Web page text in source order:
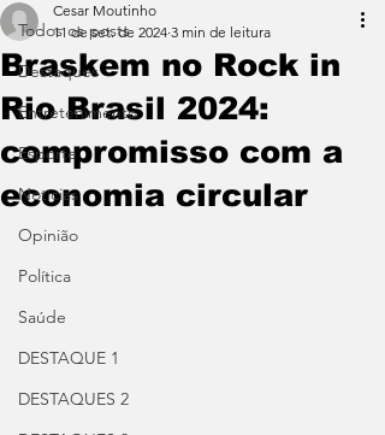
Todos os posts
Destaques
Entretenimento
Esporte
Notícias
Opinião
Política
Saúde
DESTAQUE 1
DESTAQUES 2
Braskem no Rock in
Rio Brasil 2024:
compromisso com a
economia circular
Cesar Moutinho
11 de set. de 2024 3 min de leitura